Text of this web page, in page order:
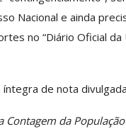
Nacional e ainda
no “Diário Oficial da
íntegra de nota
Contagem da